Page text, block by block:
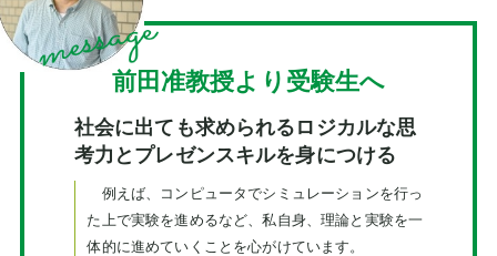
前田准教授より受験生へ
社会に出ても求められるロジカルな思
考力とプレゼンスキルを身につける
例えば、コンピュータでシミュレーションを行っ
た上で実験を進めるなど、私自身、理論と実験を一
体的に進めていくことを心がけています。